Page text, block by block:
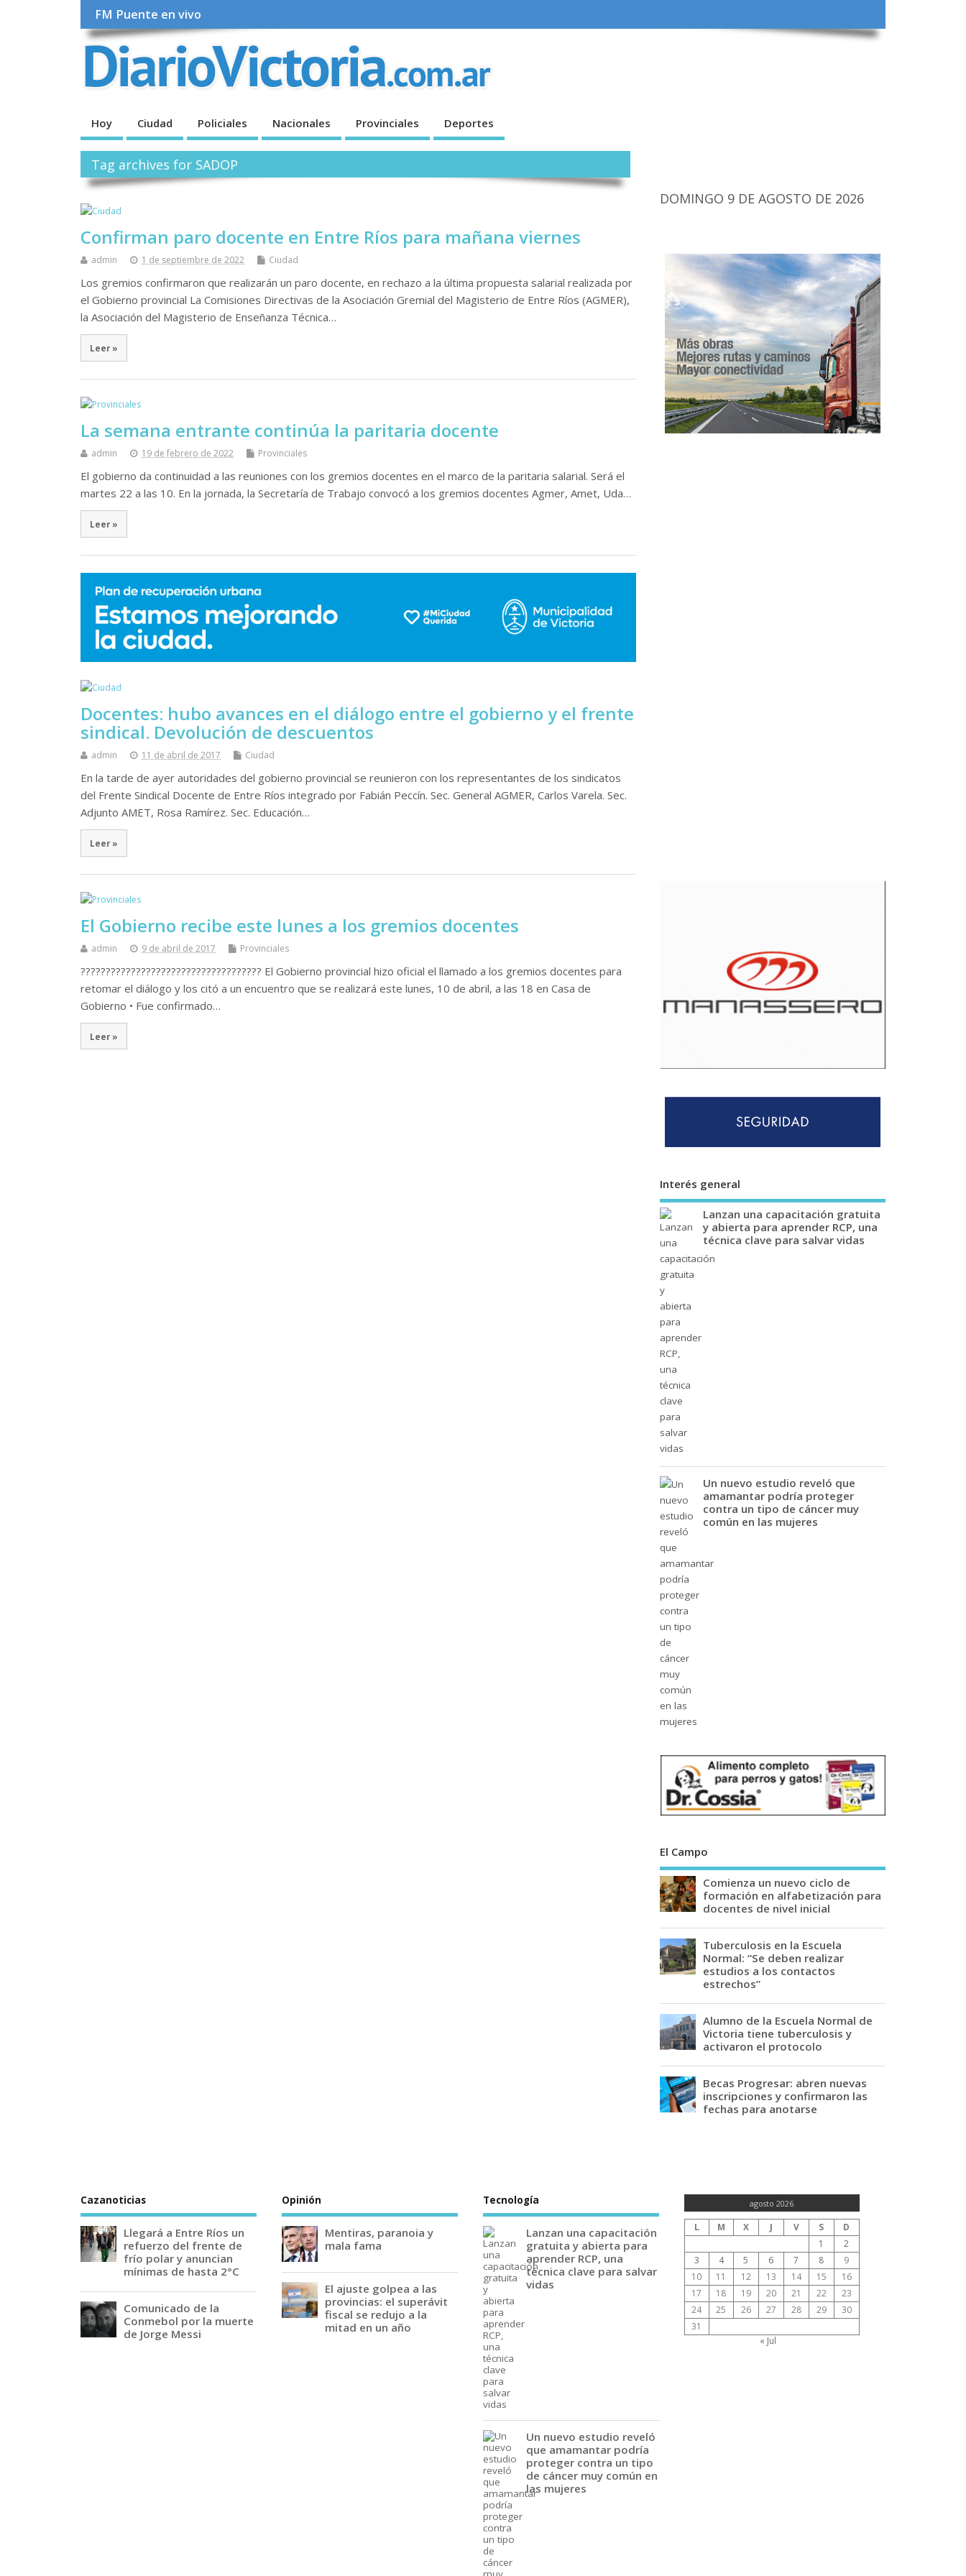
FM Puente en vivo
Hoy Ciudad Policiales Nacionales Provinciales Deportes
Tag archives for SADOP
Confirman paro docente en Entre Ríos para mañana viernes
admin 1 de septiembre de 2022 Ciudad
Los gremios confirmaron que realizarán un paro docente, en rechazo a la última propuesta salarial realizada por
el Gobierno provincial La Comisiones Directivas de la Asociación Gremial del Magisterio de Entre Ríos (AGMER),
la Asociación del Magisterio de Enseñanza Técnica…
Leer »
La semana entrante continúa la paritaria docente
admin 19 de febrero de 2022 Provinciales
El gobierno da continuidad a las reuniones con los gremios docentes en el marco de la paritaria salarial. Será el
martes 22 a las 10. En la jornada, la Secretaría de Trabajo convocó a los gremios docentes Agmer, Amet, Uda…
Leer »
Docentes: hubo avances en el diálogo entre el gobierno y el frente
sindical. Devolución de descuentos
admin 11 de abril de 2017 Ciudad
En la tarde de ayer autoridades del gobierno provincial se reunieron con los representantes de los sindicatos
del Frente Sindical Docente de Entre Ríos integrado por Fabián Peccín. Sec. General AGMER, Carlos Varela. Sec.
Adjunto AMET, Rosa Ramírez. Sec. Educación…
Leer »
El Gobierno recibe este lunes a los gremios docentes
admin 9 de abril de 2017 Provinciales
???????????????????????????????????? El Gobierno provincial hizo oficial el llamado a los gremios docentes para
retomar el diálogo y los citó a un encuentro que se realizará este lunes, 10 de abril, a las 18 en Casa de
Gobierno • Fue confirmado…
Leer »
DOMINGO 9 DE AGOSTO DE 2026
Interés general
Lanzan una capacitación gratuita
y abierta para aprender RCP, una
técnica clave para salvar vidas
Un nuevo estudio reveló que
amamantar podría proteger
contra un tipo de cáncer muy
común en las mujeres
El Campo
Comienza un nuevo ciclo de
formación en alfabetización para
docentes de nivel inicial
Tuberculosis en la Escuela
Normal: “Se deben realizar
estudios a los contactos
estrechos”
Alumno de la Escuela Normal de
Victoria tiene tuberculosis y
activaron el protocolo
Becas Progresar: abren nuevas
inscripciones y confirmaron las
fechas para anotarse
Cazanoticias
Llegará a Entre Ríos un
refuerzo del frente de
frío polar y anuncian
mínimas de hasta 2°C
Comunicado de la
Conmebol por la muerte
de Jorge Messi
Opinión
Mentiras, paranoia y
mala fama
El ajuste golpea a las
provincias: el superávit
fiscal se redujo a la
mitad en un año
Tecnología
Lanzan una capacitación
gratuita y abierta para
aprender RCP, una
técnica clave para salvar
vidas
Un nuevo estudio reveló
que amamantar podría
proteger contra un tipo
de cáncer muy común en
las mujeres
agosto 2026
L M X J V S
D
1
2
3
4 5 6 7 8
9
10
11 12 13 14 15
16
17
18 19 20 21 22
23
24
25 26 27 28 29
30
31
« Jul